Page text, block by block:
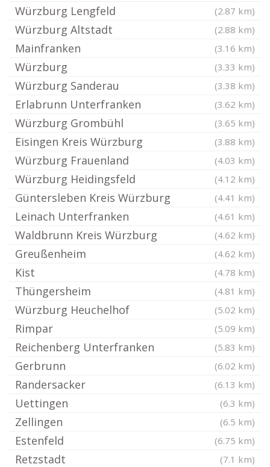
Würzburg Lengfeld (2.87 km)
Würzburg Altstadt (2.88 km)
Mainfranken (3.16 km)
Würzburg (3.33 km)
Würzburg Sanderau (3.38 km)
Erlabrunn Unterfranken (3.62 km)
Würzburg Grombühl (3.65 km)
Eisingen Kreis Würzburg (3.88 km)
Würzburg Frauenland (4.03 km)
Würzburg Heidingsfeld (4.12 km)
Güntersleben Kreis Würzburg (4.41 km)
Leinach Unterfranken (4.61 km)
Waldbrunn Kreis Würzburg (4.62 km)
Greußenheim (4.62 km)
Kist (4.78 km)
Thüngersheim (4.81 km)
Würzburg Heuchelhof (5.02 km)
Rimpar (5.09 km)
Reichenberg Unterfranken (5.83 km)
Gerbrunn (6.02 km)
Randersacker (6.13 km)
Uettingen (6.3 km)
Zellingen (6.5 km)
Estenfeld (6.75 km)
Retzstadt (7.1 km)